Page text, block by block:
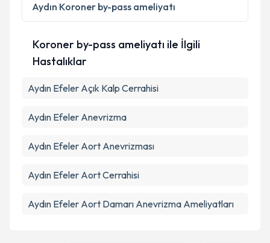
Aydın Koroner by-pass ameliyatı
Koroner by-pass ameliyatı ile İlgili
Hastalıklar
Aydın Efeler Açık Kalp Cerrahisi
Aydın Efeler Anevrizma
Aydın Efeler Aort Anevrizması
Aydın Efeler Aort Cerrahisi
Aydın Efeler Aort Damarı Anevrizma Ameliyatları